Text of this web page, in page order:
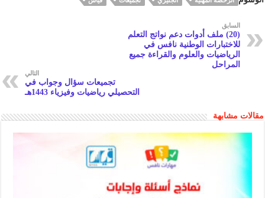
a
m
oo
k
s
A
p
p
pc
h
at
y
e
السابق
(20) ملف أدوات دعم نواتج التعلم
للاختبارات الوطنية نافس في
الرياضيات والعلوم والقراءة جميع
المراحل
التالي
تجميعات سؤال وجواب في
التحصيلي رياضيات وفيزياء 1443هـ
مقالات مشابهة